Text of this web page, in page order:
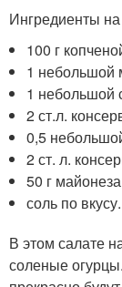
Ингредиенты
100 г
1 небольшой
1 небольшой
2 ст.л.
0,5
2 ст. л.
50 г
соль по вкусу.
В этом салате
соленые